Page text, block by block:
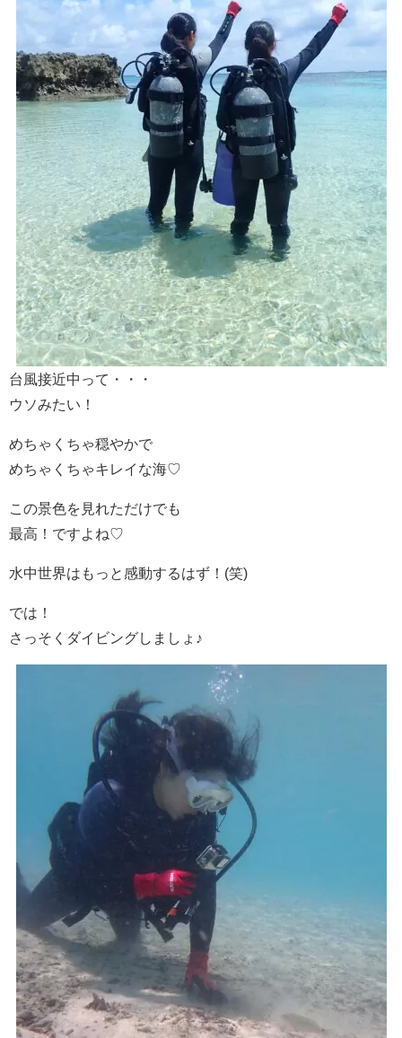
台風接近中って・・・
ウソみたい！
めちゃくちゃ穏やかで
めちゃくちゃキレイな海♡
この景色を見れただけでも
最高！ですよね♡
水中世界はもっと感動するはず！(笑)
では！
さっそくダイビングしましょ♪